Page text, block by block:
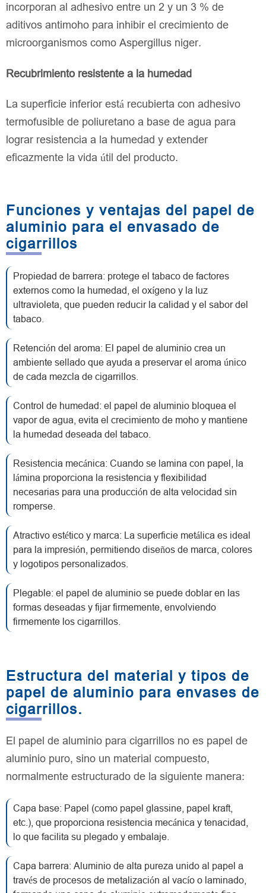
incorporan al adhesivo entre un 2 y un 3 % de
aditivos antimoho para inhibir el crecimiento de
microorganismos como Aspergillus niger.
Recubrimiento resistente a la humedad
La superficie inferior está recubierta con adhesivo
termofusible de poliuretano a base de agua para
lograr resistencia a la humedad y extender
eficazmente la vida útil del producto.
Funciones y ventajas del papel de
aluminio para el envasado de
cigarrillos
Propiedad de barrera: protege el tabaco de factores
externos como la humedad, el oxígeno y la luz
ultravioleta, que pueden reducir la calidad y el sabor del
tabaco.
Retención del aroma: El papel de aluminio crea un
ambiente sellado que ayuda a preservar el aroma único
de cada mezcla de cigarrillos.
Control de humedad: el papel de aluminio bloquea el
vapor de agua, evita el crecimiento de moho y mantiene
la humedad deseada del tabaco.
Resistencia mecánica: Cuando se lamina con papel, la
lámina proporciona la resistencia y flexibilidad
necesarias para una producción de alta velocidad sin
romperse.
Atractivo estético y marca: La superficie metálica es ideal
para la impresión, permitiendo diseños de marca, colores
y logotipos personalizados.
Plegable: el papel de aluminio se puede doblar en las
formas deseadas y fijar firmemente, envolviendo
firmemente los cigarrillos.
Estructura del material y tipos de
papel de aluminio para envases de
cigarrillos.
El papel de aluminio para cigarrillos no es papel de
aluminio puro, sino un material compuesto,
normalmente estructurado de la siguiente manera:
Capa base: Papel (como papel glassine, papel kraft,
etc.), que proporciona resistencia mecánica y tenacidad,
lo que facilita su plegado y embalaje.
Capa barrera: Aluminio de alta pureza unido al papel a
través de procesos de metalización al vacío o laminado,